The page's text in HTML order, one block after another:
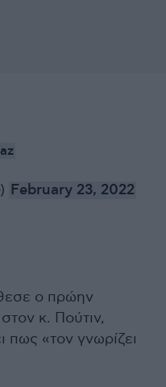
February 23, 2022
ο πρώην
κ. Πούτιν,
πως «τον γνωρίζει